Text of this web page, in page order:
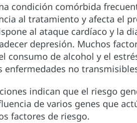
condición comórbida
al tratamiento y afecta el
al ataque cardíaco y la
depresión. Muchos
consumo de alcohol y el
enfermedades no
indican que el riesgo
de varios genes que
factores de riesgo.